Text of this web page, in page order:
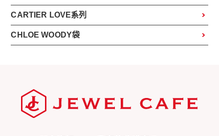
CARTIER LOVE系列
CHLOE WOODY袋